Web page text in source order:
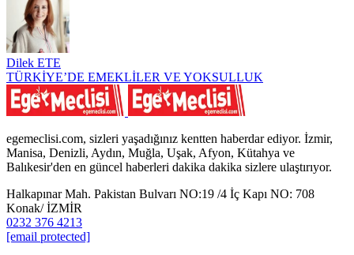
Dilek ETE
TÜRKİYE’DE EMEKLİLER VE YOKSULLUK
egemeclisi.com, sizleri yaşadığınız kentten haberdar ediyor. İzmir,
Manisa, Denizli, Aydın, Muğla, Uşak, Afyon, Kütahya ve
Balıkesir'den en güncel haberleri dakika dakika sizlere ulaştırıyor.
Halkapınar Mah. Pakistan Bulvarı NO:19 /4 İç Kapı NO: 708
Konak/ İZMİR
0232 376 4213
[email protected]